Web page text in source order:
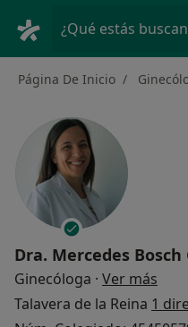
¿Qué estás
Página De Inicio
Dra. Mercedes Bosch
Ginecóloga · Ver más
Talavera de la Reina 1